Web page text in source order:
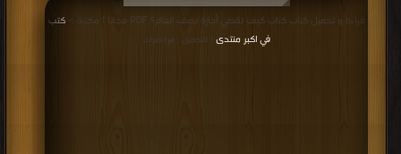
قراءة و تحميل كتاب كتاب كيف تقضي أجازة نصف العام؟ PDF مجانا | مكتبة >
كتب
في اكبر منتدى
| التحميل : مرة/مرات